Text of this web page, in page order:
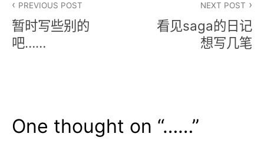
章
导
PREVIOUS POST
暂时写些别的
吧……
NEXT POST
看见saga的日记
想写几笔
One thought on “……”